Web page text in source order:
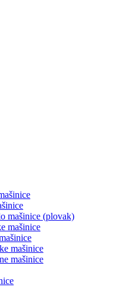
mašinice (plovak)
mašinice
mašinice
mašinice